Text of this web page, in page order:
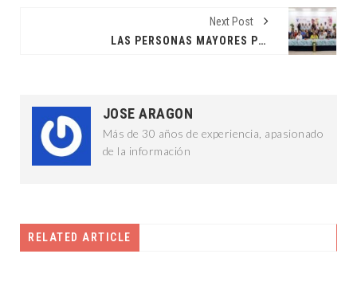
Next Post
LAS PERSONAS MAYORES PUEDEN APORTAR MUCHO: CPL
JOSE ARAGON
Más de 30 años de experiencia, apasionado
de la información
RELATED ARTICLE